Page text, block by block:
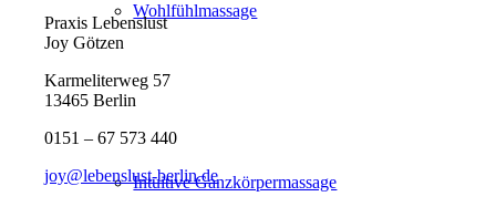
Wohlfühlmassage
Intuitive Ganzkörpermassage
Praxis Lebenslust
Joy Götzen
Karmeliterweg 57
13465 Berlin
0151 – 67 573 440
joy@lebenslust-berlin.de